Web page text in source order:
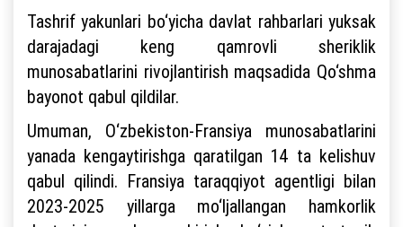
Tashrif yakunlari bo‘yicha davlat rahbarlari yuksak
darajadagi keng qamrovli sheriklik
munosabatlarini rivojlantirish maqsadida Qo‘shma
bayonot qabul qildilar.
Umuman, O‘zbekiston-Fransiya munosabatlarini
yanada kengaytirishga qaratilgan 14 ta kelishuv
qabul qilindi. Fransiya taraqqiyot agentligi bilan
2023-2025 yillarga mo‘ljallangan hamkorlik